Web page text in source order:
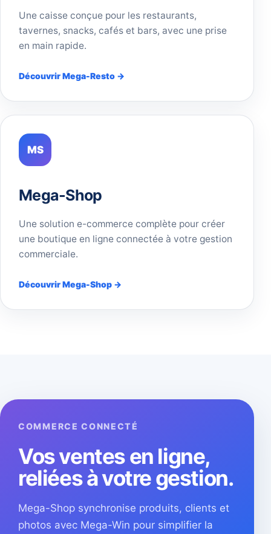
Une caisse conçue pour les restaurants,
tavernes, snacks, cafés et bars, avec une prise
en main rapide.
Découvrir Mega-Resto →
MS
Mega-Shop
Une solution e-commerce complète pour créer
une boutique en ligne connectée à votre gestion
commerciale.
Découvrir Mega-Shop →
COMMERCE CONNECTÉ
Vos ventes en ligne,
reliées à votre gestion.
Mega-Shop synchronise produits, clients et
photos avec Mega-Win pour simplifier la